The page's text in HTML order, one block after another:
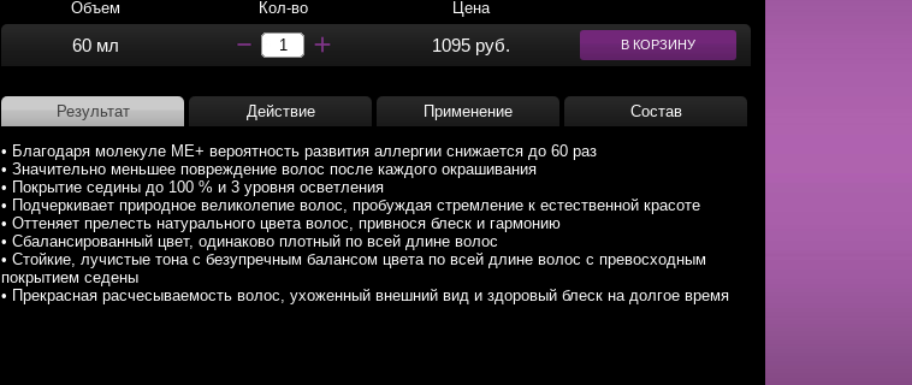
Объем
Кол-во Цена
60 мл 1095 руб. В КОРЗИНУ
Результат Действие Применение Состав
• Благодаря молекуле ME+ вероятность развития аллергии снижается до 60 раз
• Значительно меньшее повреждение волос после каждого окрашивания
• Покрытие седины до 100 % и 3 уровня осветления
• Подчеркивает природное великолепие волос, пробуждая стремление к естественной красоте
• Оттеняет прелесть натурального цвета волос, привнося блеск и гармонию
• Сбалансированный цвет, одинаково плотный по всей длине волос
• Стойкие, лучистые тона с безупречным балансом цвета по всей длине волос с превосходным
покрытием седены
• Прекрасная расчесываемость волос, ухоженный внешний вид и здоровый блеск на долгое время